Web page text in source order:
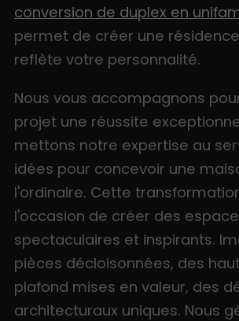
conversion de duplex en
permet de créer une
reflète votre personnalité.
Nous vous accompagnons
projet une réussite
mettons notre expertise au
idées pour concevoir une
l'ordinaire. Cette
l'occasion de créer des
spectaculaires et inspirants.
pièces décloisonnées, des
plafond mises en valeur, des
architecturaux uniques. Nous